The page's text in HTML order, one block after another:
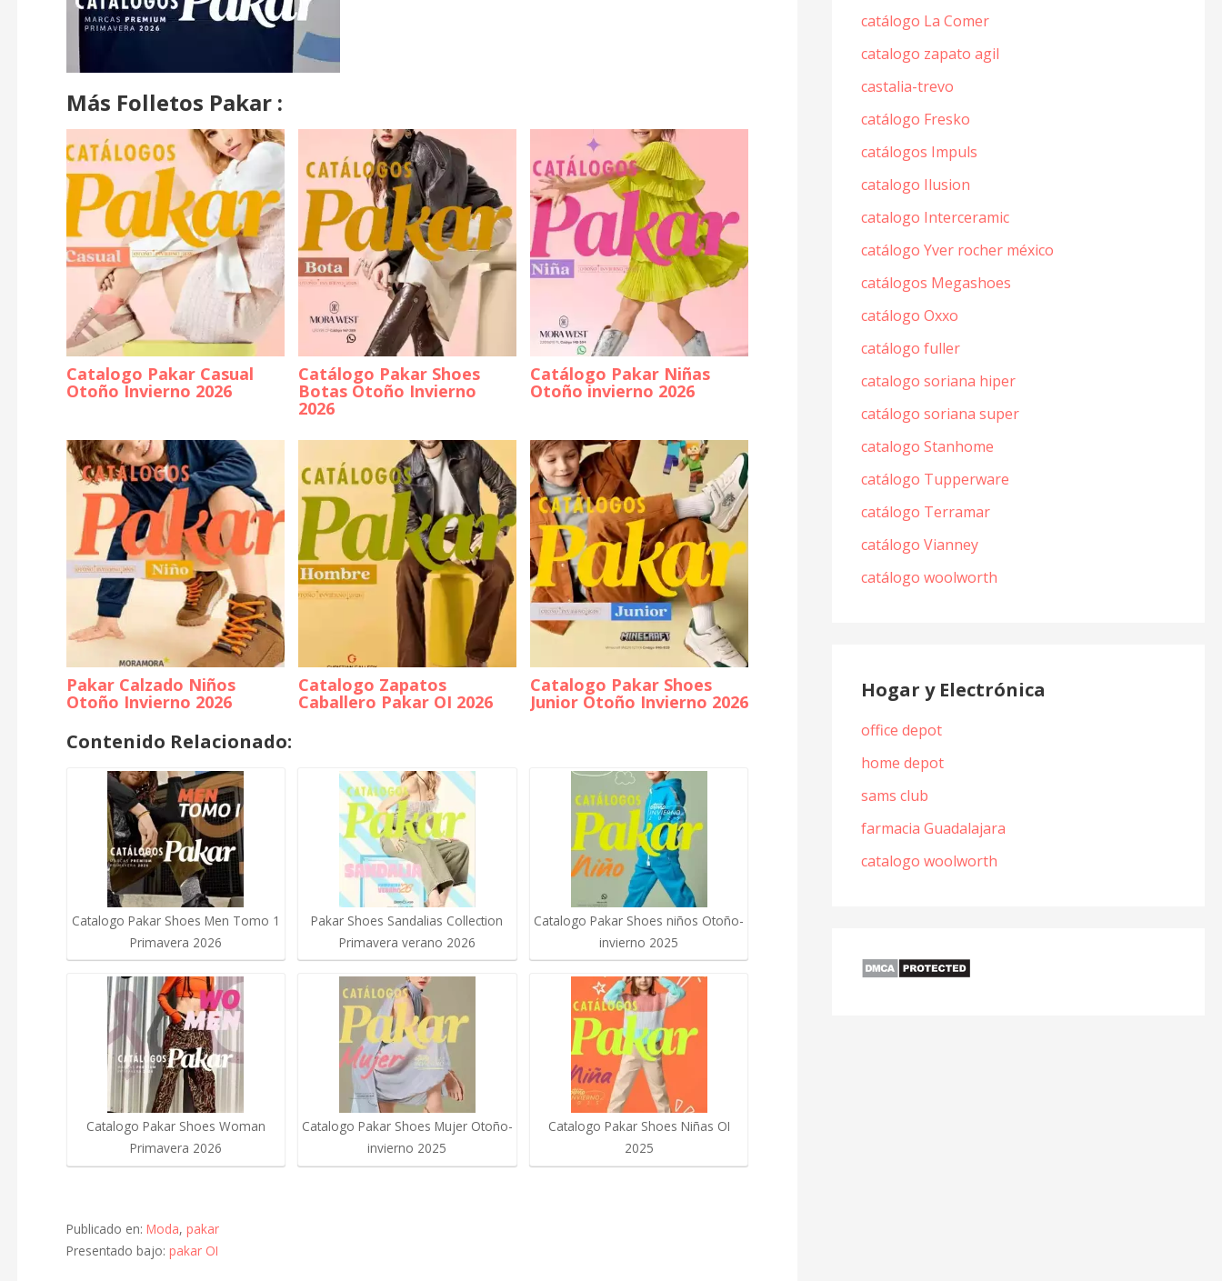
Más Folletos Pakar :
Catalogo Pakar Casual
Otoño Invierno 2026
Catálogo Pakar Shoes
Botas Otoño Invierno
2026
Catálogo Pakar Niñas
Otoño invierno 2026
Pakar Calzado Niños
Otoño Invierno 2026
Catalogo Zapatos
Caballero Pakar OI 2026
Catalogo Pakar Shoes
Junior Otoño Invierno 2026
Contenido Relacionado:
Catalogo Pakar Shoes Men Tomo 1
Primavera 2026
Catalogo Pakar Shoes Woman
Primavera 2026
Pakar Shoes Sandalias Collection
Primavera verano 2026
Catalogo Pakar Shoes Mujer Otoño-
invierno 2025
Catalogo Pakar Shoes niños Otoño-
invierno 2025
Catalogo Pakar Shoes Niñas OI
2025
Publicado en: Moda, pakar
Presentado bajo: pakar OI
catálogo La Comer
catalogo zapato agil
castalia-trevo
catálogo Fresko
catálogos Impuls
catalogo Ilusion
catalogo Interceramic
catálogo Yver rocher méxico
catálogos Megashoes
catálogo Oxxo
catálogo fuller
catalogo soriana hiper
catálogo soriana super
catalogo Stanhome
catálogo Tupperware
catálogo Terramar
catálogo Vianney
catálogo woolworth
Hogar y Electrónica
office depot
home depot
sams club
farmacia Guadalajara
catalogo woolworth